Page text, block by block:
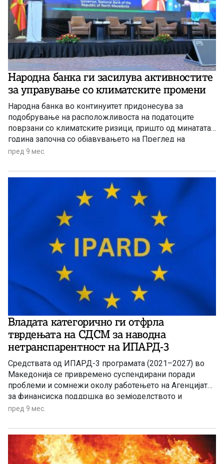
Народна банка ги засилува активностите
за управување со климатските промени
Народна банка во континуитет придонесува за
подобрување на расположливоста на податоците
поврзани со климатските ризици, пришто од минатата
година започна со објавувањето на Преглед на
„зелени“ показатели. За да ја согледа подготвеноста на
ризици, Народна банка заедно со Европската
инвестициска банка спроведе истражување кое
покажа дека само мал дел (5%) од компаниите имаат
планови за справување со климатски ризици, а
управувањето и зелените финансии се во рана фаза.
пред 9 мес.
Владата категорично ги отфрла
тврдењата на СДСМ за наводна
нетранспарентност на ИПАРД-3
Средствата од ИПАРД-3 програмата (2021–2027) во
Македонија се привремено суспендирани поради
проблеми и сомнежи околу работењето на Агенцијата
за финансиска поддршка во земјоделството и
руралниот развој, што предизвика прекин на исплатите
фондови.
пред 9 мес.